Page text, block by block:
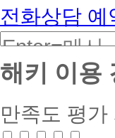
전화상담 예
해키 이용
만족도 평가